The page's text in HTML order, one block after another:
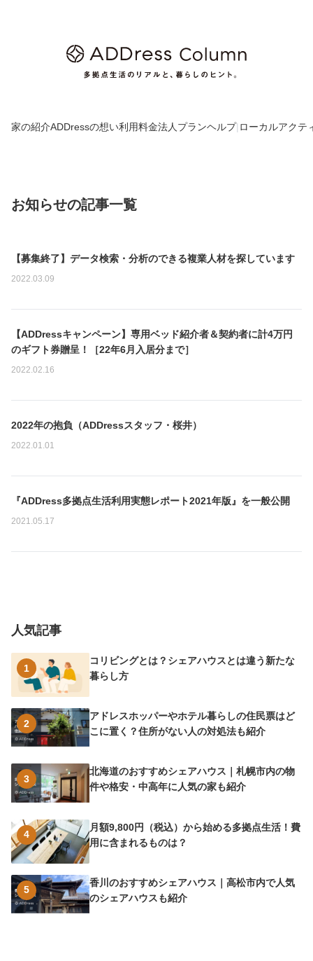
家の紹介ADDressの想い利用料金法人プランヘルプ| ローカルアクテ
お知らせの記事一覧
e
【募集終了】データ検索・分析のできる複業人材を探しています
2022.03.09
o
e
【ADDressキャンペーン】専用ベッド紹介者＆契約者に計4万円
のギフト券贈呈！［22年6月入居分まで］
2022.02.16
N
2022年の抱負（ADDressスタッフ・桜井）
2022.01.01
N『ADDress多拠点生活利用実態レポート2021年版』を一般公開
2021.05.17
人気記事
1
コリビングとは？シェアハウスとは違う新たな
暮らし方
2
アドレスホッパーやホテル暮らしの住民票はど
こに置く？住所がない人の対処法も紹介
3
北海道のおすすめシェアハウス｜札幌市内の物
件や格安・中高年に人気の家も紹介
4
月額9,800円（税込）から始める多拠点生活！費
用に含まれるものは？
5
香川のおすすめシェアハウス｜高松市内で人気
のシェアハウスも紹介